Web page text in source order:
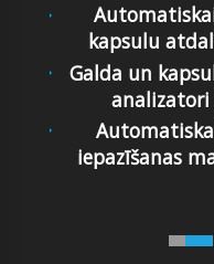
kapsulu
Galda un
analizatori
iepazīšanas